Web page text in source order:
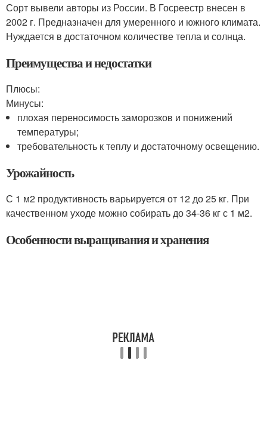
Сорт вывели авторы из России. В Госреестр внесен в
2002 г. Предназначен для умеренного и южного климата.
Нуждается в достаточном количестве тепла и солнца.
Преимущества и недостатки
Плюсы:
Минусы:
плохая переносимость заморозков и понижений
температуры;
требовательность к теплу и достаточному освещению.
Урожайность
С 1 м2 продуктивность варьируется от 12 до 25 кг. При
качественном уходе можно собирать до 34-36 кг с 1 м2.
Особенности выращивания и хранения